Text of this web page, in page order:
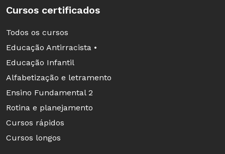
Narrativa curta
segundo os critérios do Pisa, menos complexos
que os outros tipos de leitura.
Moral da história
O fim com ensinamento pede reflexão sobre a
história e o posicionamento crítico sobre o
comportamento humano.
Cursos certificados
Todos os cursos
Educação Antirracista •
Educação Infantil
Alfabetização e letramento
Ensino Fundamental 2
Rotina e planejamento
Cursos rápidos
Cursos longos